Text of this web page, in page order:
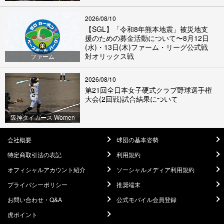
ファーム
2026/08/10
【SGL】「令和8年熊本地震」被災地支
援のための募金活動について〜8月12日
(水)・13日(木)ファーム・リーグ公式戦
対オリックス戦
阪神タイガース Women
2026/08/10
第21回全日本女子硬式クラブ野球選手権
大会(2回戦)試合結果について
会社概要
球団の基本姿勢
特定商取引法の表記
利用規約
オフィシャルアカウント紹介
ソーシャルメディア利用規約
プライバシーポリシー
推奨端末
お問い合わせ・Q&A
公式モバイル会員登録
虎ポイント